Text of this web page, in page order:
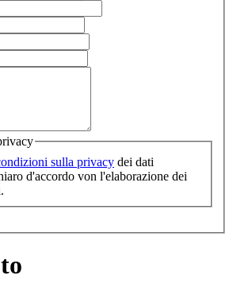
sulla privacy dei dati
d'accordo von l'elaborazione dei